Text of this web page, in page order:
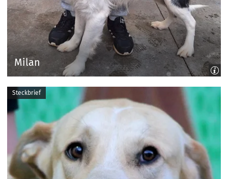
Milan
Steckbrief